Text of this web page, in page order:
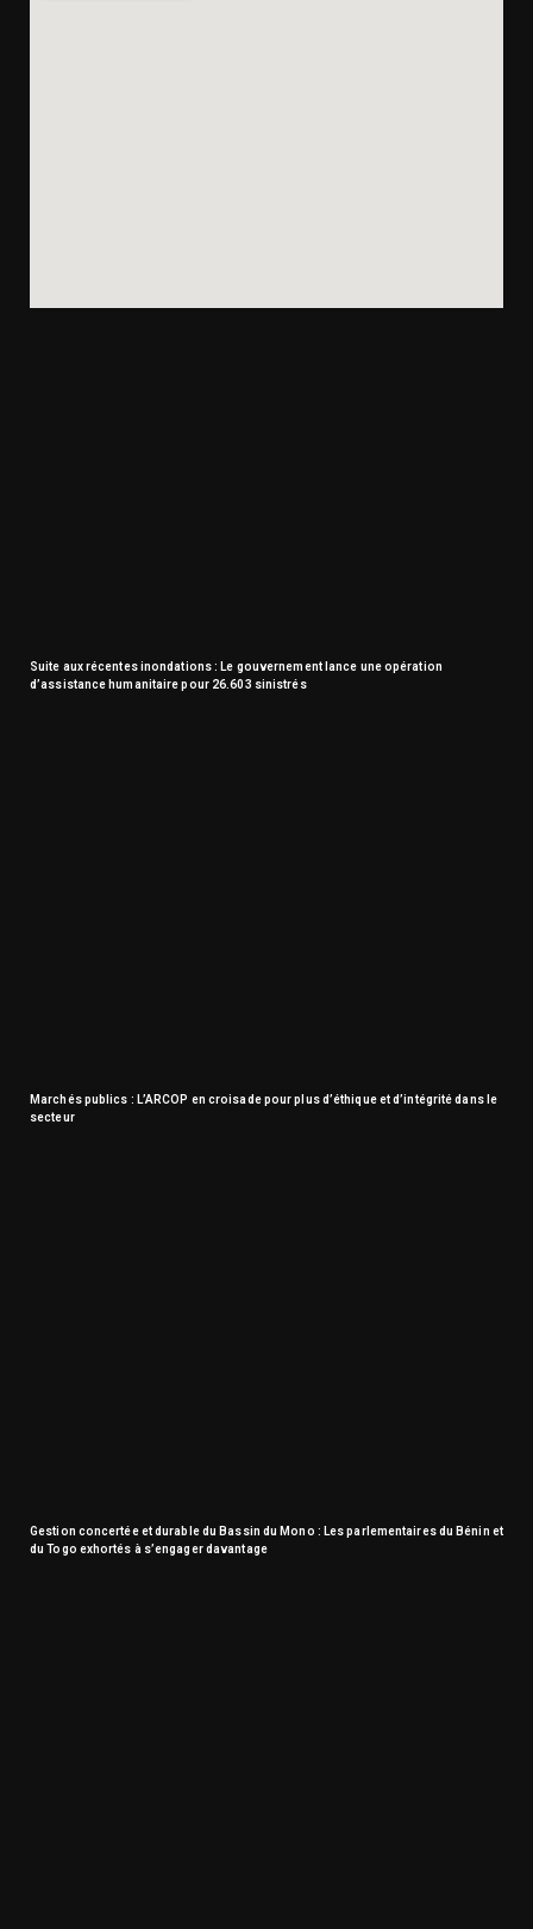
Suite aux récentes inondations : Le gouvernement lance une opération
d’assistance humanitaire pour 26.603 sinistrés
Marchés publics : L’ARCOP en croisade pour plus d’éthique et d’intégrité dans le
secteur
Gestion concertée et durable du Bassin du Mono : Les parlementaires du Bénin et
du Togo exhortés à s’engager davantage